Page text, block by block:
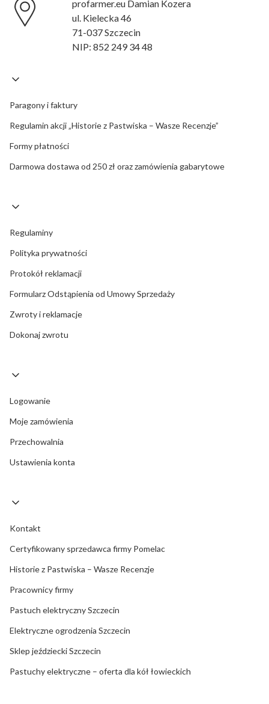
profarmer.eu Damian Kozera
ul. Kielecka 46
71-037 Szczecin
NIP: 852 249 34 48
Paragony i faktury
Regulamin akcji „Historie z Pastwiska – Wasze Recenzje”
Formy płatności
Darmowa dostawa od 250 zł oraz zamówienia gabarytowe
Regulaminy
Polityka prywatności
Protokół reklamacji
Formularz Odstąpienia od Umowy Sprzedaży
Zwroty i reklamacje
Dokonaj zwrotu
Logowanie
Moje zamówienia
Przechowalnia
Ustawienia konta
Kontakt
Certyfikowany sprzedawca firmy Pomelac
Historie z Pastwiska – Wasze Recenzje
Pracownicy firmy
Pastuch elektryczny Szczecin
Elektryczne ogrodzenia Szczecin
Sklep jeździecki Szczecin
Pastuchy elektryczne – oferta dla kół łowieckich